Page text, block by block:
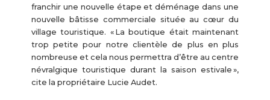
franchir une nouvelle étape et déménage dans une
nouvelle bâtisse commerciale située au cœur du
village touristique. « La boutique était maintenant
trop petite pour notre clientèle de plus en plus
nombreuse et cela nous permettra d’être au centre
névralgique touristique durant la saison estivale »,
cite la propriétaire Lucie Audet.